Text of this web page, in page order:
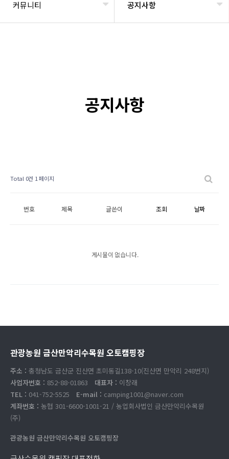
커뮤니티 공지사항
공지사항
Total 0건 1 페이지
번호 제목 글쓴이 조회 날짜
게시물이 없습니다.
관광농원 금산만악리수목원 오토캠핑장
주소 : 충청남도 금산군 진산면 초미동길138-10(진산면 만악리 248번지)
사업자번호 : 852-88-01863 대표자 : 이창래
TEL : 041-752-5525 E-mail : camping1001@naver.com
계좌번호 : 농협 301-6600-1001-21 / 농업회사법인 금산만악리수목원
(주)
관광농원 금산만악리수목원 오토캠핑장